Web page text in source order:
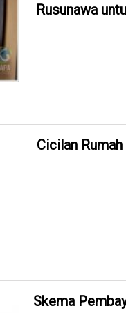
Rusunawa
Cicilan Rumah
Skema